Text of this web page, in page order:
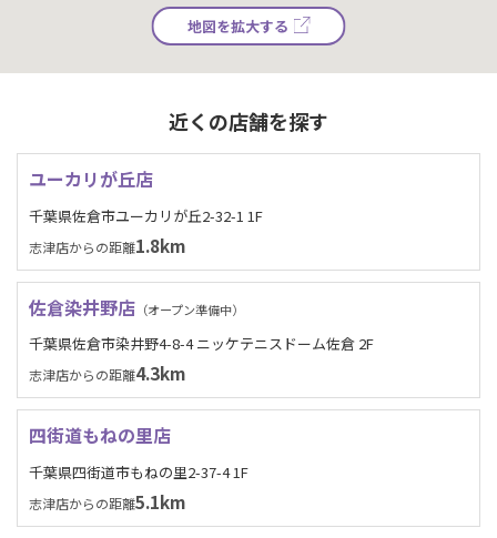
地図を拡大する
近くの店舗を探す
ユーカリが丘店
千葉県佐倉市ユーカリが丘2-32-1 1F
志津店からの距離1.8km
佐倉染井野店 （オープン準備中）
千葉県佐倉市染井野4-8-4 ニッケテニスドーム佐倉 2F
志津店からの距離4.3km
四街道もねの里店
千葉県四街道市もねの里2-37-4 1F
志津店からの距離5.1km